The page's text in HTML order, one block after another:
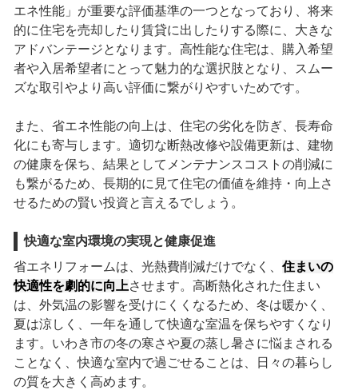
エネ性能」が重要な評価基準の一つとなっており、将来
的に住宅を売却したり賃貸に出したりする際に、大きな
アドバンテージとなります。高性能な住宅は、購入希望
者や入居希望者にとって魅力的な選択肢となり、スムー
ズな取引やより高い評価に繋がりやすいためです。
また、省エネ性能の向上は、住宅の劣化を防ぎ、長寿命
化にも寄与します。適切な断熱改修や設備更新は、建物
の健康を保ち、結果としてメンテナンスコストの削減に
も繋がるため、長期的に見て住宅の価値を維持・向上さ
せるための賢い投資と言えるでしょう。
快適な室内環境の実現と健康促進
省エネリフォームは、光熱費削減だけでなく、 住まいの
快適性を劇的に向上させます。高断熱化された住まい
は、外気温の影響を受けにくくなるため、冬は暖かく、
夏は涼しく、一年を通して快適な室温を保ちやすくなり
ます。いわき市の冬の寒さや夏の蒸し暑さに悩まされる
ことなく、快適な室内で過ごせることは、日々の暮らし
の質を大きく高めます。